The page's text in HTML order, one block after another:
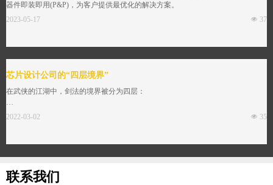
联系我们
芯片设计公司的“四层境界”
在武侠的江湖中，剑法的境界被分为四层：
第一层：“心中有剑，手中无剑”
第二层：“心中有剑，手中也有剑”
剑法招式纯数，如手使指，收放自如，眼到手到，纵横天下
第三层：“心中无剑，手中有剑“
넶 35
2022-03-02
器件即装即用(P&P)，为客户提供最优化的解决方案。
넶 37
2023-05-17